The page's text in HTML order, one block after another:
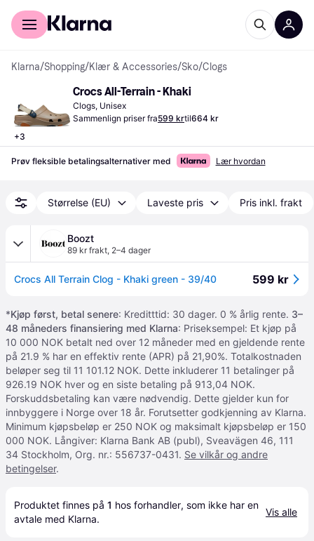
For kunder
Klarna/Shopping/Klær & Accessories/Sko/Clogs
+3
Crocs All-Terrain - Khaki
Clogs, Unisex
Sammenlign priser fra599 krtil664 kr
Prøv fleksible betalingsalternativer med Lær hvordan
Størrelse (EU) Laveste pris Pris inkl. frakt
Boozt
89 kr frakt, 2–4 dager
Crocs All Terrain Clog - Khaki green - 39/40 599 kr
*Kjøp først, betal senere: Kreditttid: 30 dager. 0 % årlig rente. 3–
48 måneders finansiering med Klarna: Priseksempel: Et kjøp på
10 000 NOK betalt ned over 12 måneder med en gjeldende rente
på 21.9 % har en effektiv rente (APR) på 21,90%. Totalkostnaden
beløper seg til 11 101.12 NOK. Dette inkluderer 11 betalinger på
926.19 NOK hver og en siste betaling på 913,04 NOK.
Forskuddsbetaling kan være nødvendig. Dette gjelder kun for
innbyggere i Norge over 18 år. Forutsetter godkjenning av Klarna.
Minimum kjøpsbeløp er 250 NOK og maksimalt kjøpsbeløp er 150
000 NOK. Långiver: Klarna Bank AB (publ), Sveavägen 46, 111
34 Stockholm, Org. nr.: 556737-0431. Se vilkår og andre
betingelser.
Produktet finnes på 1 hos forhandler, som ikke har en
avtale med Klarna.
Vis alle